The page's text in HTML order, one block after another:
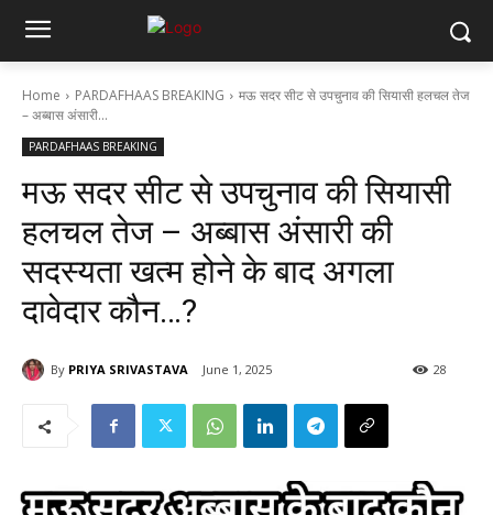
Home PARDAFHAAS BREAKING
मऊ सदर सीट से उपचुनाव की सियासी हलचल तेज
– अब्बास अंसारी...
PARDAFHAAS BREAKING
मऊ सदर सीट से उपचुनाव की सियासी
हलचल तेज – अब्बास अंसारी की
सदस्यता खत्म होने के बाद अगला
दावेदार कौन…?
By PRIYA SRIVASTAVA June 1, 2025 28